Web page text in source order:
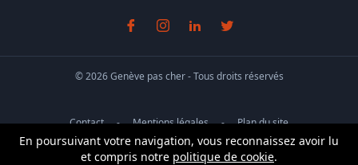
© 2026 Genève pas cher - Tous droits réservés
Contact Mentions légales
Plan du site
Conditions générales de vente
En poursuivant votre navigation, vous reconnaissez avoir lu
et compris notre politique de cookie.